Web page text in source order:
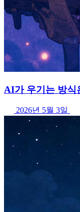
AI가 우기는 방식
2026년 5월 3일